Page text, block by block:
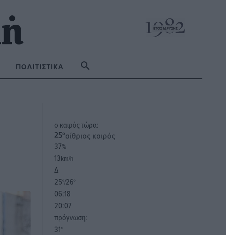
ΠΟΛΙΤΙΣΤΙΚΆ
o καιρός τώρα:
25°αίθριος καιρός
37%
13km/h
Δ
25°/26°
06:18
20:07
πρόγνωση:
31°